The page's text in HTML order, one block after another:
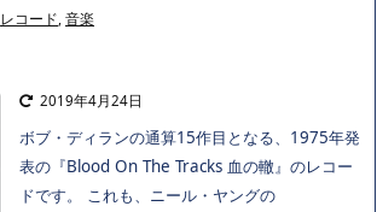
レコード, 音楽
2019年4月24日
ボブ・ディランの通算15作目となる、1975年発
表の『Blood On The Tracks 血の轍』のレコー
ドです。 これも、ニール・ヤングの